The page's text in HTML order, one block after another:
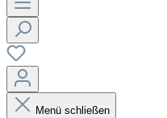
Menü schließen